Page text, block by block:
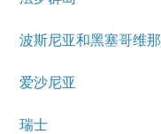
波斯尼亚和黑塞哥维那
爱沙尼亚
瑞士